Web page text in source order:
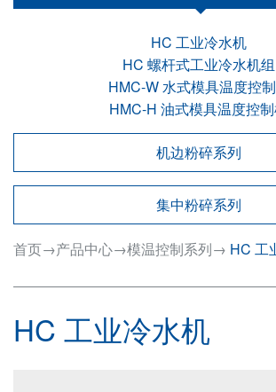
HC 工业冷水机
HC 螺杆式工业冷水机组
HMC-W 水式模具温度控
HMC-H 油式模具温度控
机边粉碎系列
集中粉碎系列
首页→产品中心→模温控制系列→ HC 工
HC 工业冷水机